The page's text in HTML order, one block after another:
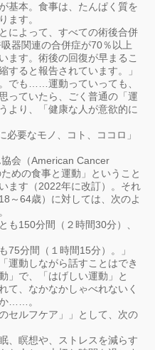
基本。食事は、たんぱく質を
ます。
によって、すべての術後合併
器関連の合併症が70％以上
ます。術後の回復が早まるこ
すると報告されています。」
も……運動っていっても、
っていたら、ごく普通の「運
より、「健康な人が意欲的に
必要なモノ、コト、ココロ」
協会（American Cancer
めの食事と運動」ということ
ます（2022年に改訂）。それ
～64歳）に対しては、次のよ
も150分間（２時間30分）、
75分間（１時間15分）。」
運動しながら話すことはでき
」で、「はげしい運動」と
て、なかなかしゃべれないく
……。
セルフケア」」として、次の
、瞑想や、ストレスを減らす